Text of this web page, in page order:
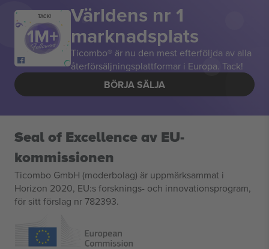
TACK! Världens nr 1
marknadsplats
Ticombo® är nu den mest efterföljda av alla
återförsäljningsplattformar i Europa. Tack!
BÖRJA SÄLJA
Seal of Excellence av EU-
kommissionen
Ticombo GmbH (moderbolag) är uppmärksammat i
Horizon 2020, EU:s forsknings- och innovationsprogram,
för sitt förslag nr 782393.